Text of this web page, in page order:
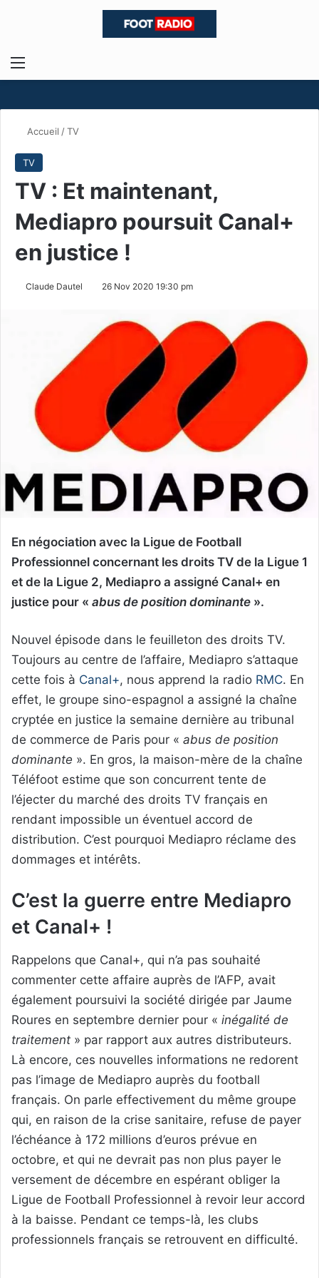
Menu
Accueil /TV
TV
TV : Et maintenant,
Mediapro poursuit Canal+
en justice !
Claude Dautel 26 Nov 2020 19:30 pm
En négociation avec la Ligue de Football
Professionnel concernant les droits TV de la Ligue 1
et de la Ligue 2, Mediapro a assigné Canal+ en
justice pour « abus de position dominante ».
Nouvel épisode dans le feuilleton des droits TV.
Toujours au centre de l’affaire, Mediapro s’attaque
cette fois à Canal+, nous apprend la radio RMC. En
effet, le groupe sino-espagnol a assigné la chaîne
cryptée en justice la semaine dernière au tribunal
de commerce de Paris pour « abus de position
dominante ». En gros, la maison-mère de la chaîne
Téléfoot estime que son concurrent tente de
l’éjecter du marché des droits TV français en
rendant impossible un éventuel accord de
distribution. C’est pourquoi Mediapro réclame des
dommages et intérêts.
C’est la guerre entre Mediapro
et Canal+ !
Rappelons que Canal+, qui n’a pas souhaité
commenter cette affaire auprès de l’AFP, avait
également poursuivi la société dirigée par Jaume
Roures en septembre dernier pour « inégalité de
traitement » par rapport aux autres distributeurs.
Là encore, ces nouvelles informations ne redorent
pas l’image de Mediapro auprès du football
français. On parle effectivement du même groupe
qui, en raison de la crise sanitaire, refuse de payer
l’échéance à 172 millions d’euros prévue en
octobre, et qui ne devrait pas non plus payer le
versement de décembre en espérant obliger la
Ligue de Football Professionnel à revoir leur accord
à la baisse. Pendant ce temps-là, les clubs
professionnels français se retrouvent en difficulté.